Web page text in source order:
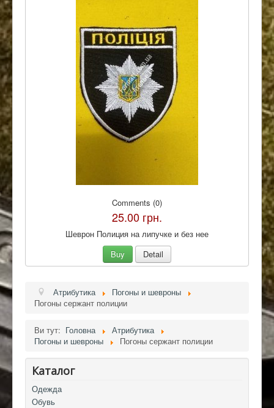
Comments (0)
25.00 грн.
Шеврон Полиция на липучке и без нее
Buy
Detail
Атрибутика
Погоны и шевроны
Погоны сержант полиции
Ви тут: Головна
Атрибутика
Погоны и шевроны
Погоны сержант полиции
Каталог
Одежда
Обувь